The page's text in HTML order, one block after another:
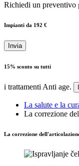
Richiedi un preventivo
Impianti da 192 €
Invia
15% sconto su tutti
i trattamenti Anti age.
La salute e la
La correzione
La correzione